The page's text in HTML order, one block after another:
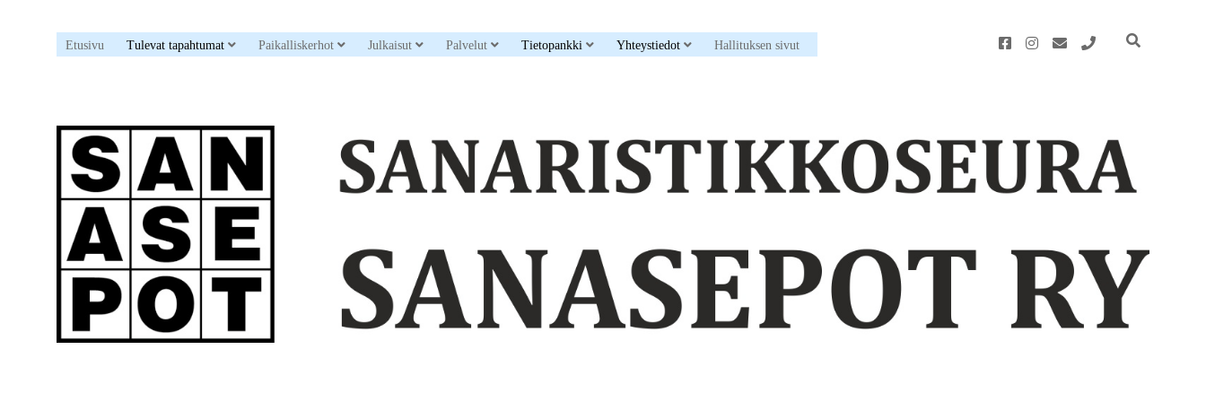
Etusivu Tulevat tapahtumat open dropdown menu
Paikalliskerhot open dropdown menu
Julkaisut open dropdown menu
Palvelut open dropdown menu
Tietopankki open dropdown menu
Yhteystiedot open dropdown menu
Hallituksen sivut facebookinstagram
emailphone
Sanaristikkoseura
Sanasepot
ry